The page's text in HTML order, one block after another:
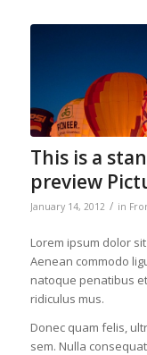
This is a
preview
January 14, 2012 / in
Lorem ipsum dolor
Aenean commodo
natoque penatibus
ridiculus mus.
Donec quam felis,
sem. Nulla